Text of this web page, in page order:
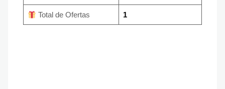
Total de Ofertas 1